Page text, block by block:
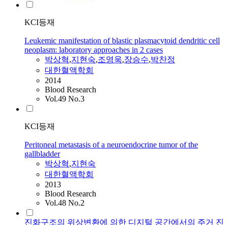
KCI등재
Leukemic manifestation of blastic plasmacytoid dendritic cell
neoplasm: laboratory approaches in 2 cases
박상혁,지현숙,조영욱,장승수,박찬정
대한혈액학회
2014
Blood Research
Vol.49 No.3
KCI등재
Peritoneal metastasis of a neuroendocrine tumor of the
gallbladder
박상혁,지현숙
대한혈액학회
2013
Blood Research
Vol.48 No.2
진화구조의 위상변환에 의한 디지털 공간에서의 주거 진